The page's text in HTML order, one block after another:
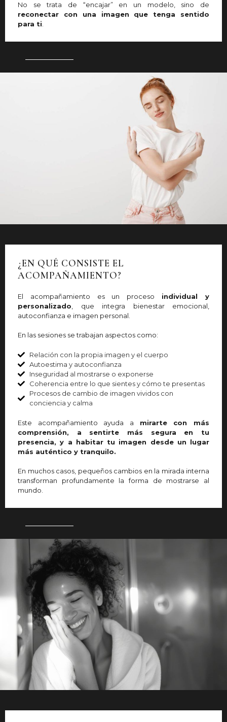
No se trata de “encajar” en un modelo, sino de
reconectar con una imagen que tenga sentido
para ti
¿EN QUÉ CONSISTE EL
ACOMPAÑAMIENTO?
El acompañamiento es un proceso individual y
personalizado , que integra bienestar emocional,
autoconfianza e imagen personal.
En las sesiones se trabajan aspectos como:
Relación con la propia imagen y el cuerpo
Autoestima y autoconfianza
Inseguridad al mostrarse o exponerse
Coherencia entre lo que sientes y cómo te presentas
Procesos de cambio de imagen vividos con
conciencia y calma
Este acompañamiento ayuda a mirarte con más
comprensión, a sentirte más segura en tu
presencia, y a habitar tu imagen desde un lugar
más auténtico y tranquilo.
En muchos casos, pequeños cambios en la mirada interna
transforman profundamente la forma de mostrarse al
mundo.